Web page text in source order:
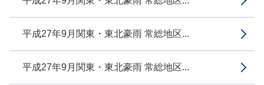
平成27年9月関東・東北豪雨 常総地区...
平成27年9月関東・東北豪雨 常総地区...